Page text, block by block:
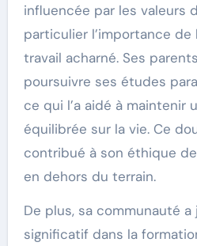
influencée par les valeurs
particulier l’importance de
travail acharné. Ses
poursuivre ses études
ce qui l’a aidé à maintenir
équilibrée sur la vie. Ce
contribué à son éthique
en dehors du terrain.
De plus, sa communauté a
significatif dans la